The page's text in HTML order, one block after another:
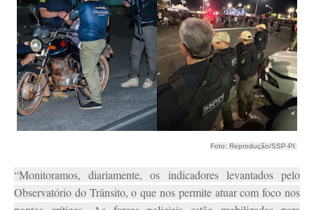
Foto: Reprodução/SSP-PI
“Monitoramos, diariamente, os indicadores levantados pelo
Observatório do Trânsito, o que nos permite atuar com foco nos